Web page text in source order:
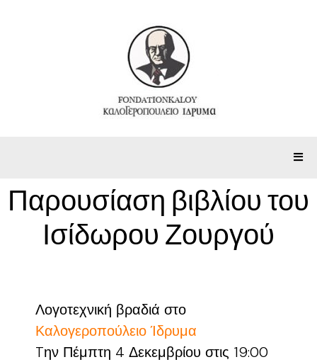
Παρουσίαση βιβλίου του
Ισίδωρου Ζουργού
Λογοτεχνική βραδιά στο
Καλογεροπούλειο Ίδρυμα
Tην Πέμπτη 4 Δεκεμβρίου στις 19:00